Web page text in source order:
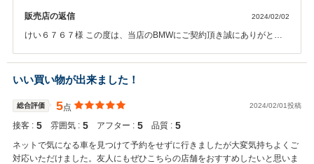
販売店の返信 2024/02/02
けい６７６７様 この度は、当店のBMWにご契約頂き誠にありがとう
せ。 今後ともどうぞ宜しくお願い致します。
いい買い物が出来ました！
総合評価 5点 2024/02/01投稿
接客 : 5 雰囲気 : 5 アフター : 5 品質 : 5
ネットで気になる車を見つけて予約をせずに行きましたが大変気持ちよくご
対応いただけました。友人にもぜひこちらの店舗をおすすめしたいと思いま